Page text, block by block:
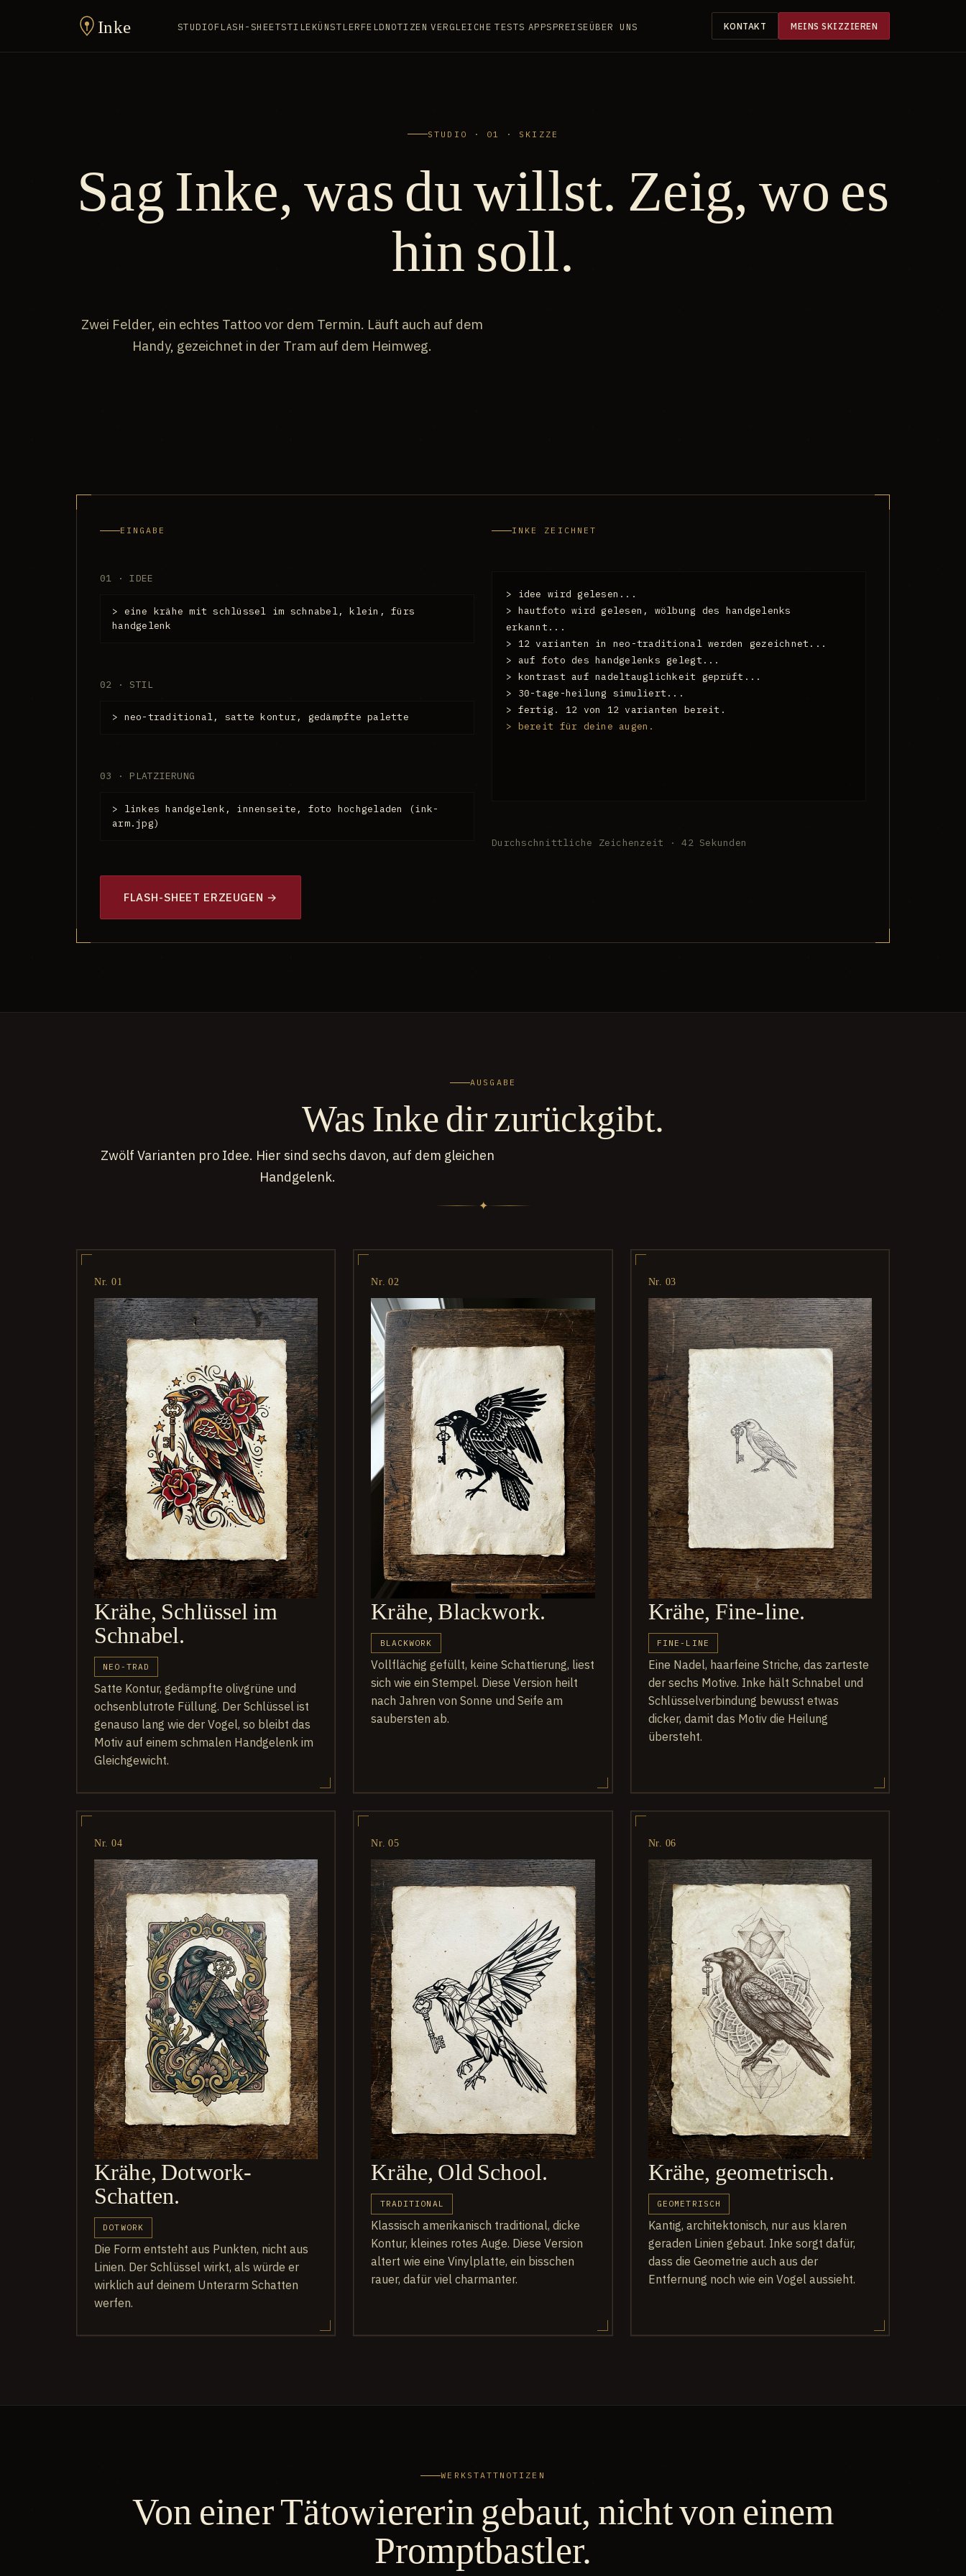
Inke STUDIOFLASH-SHEETSTILEKÜNSTLERFELDNOTIZEN VERGLEICHE TESTS APPSPREISEÜBER UNS KONTAKT MEINS SKIZZIEREN
STUDIO · 01 · SKIZZE
Sag Inke, was du willst. Zeig, wo es
hin soll.
Zwei Felder, ein echtes Tattoo vor dem Termin. Läuft auch auf dem
Handy, gezeichnet in der Tram auf dem Heimweg.
EINGABE
01 · IDEE
> eine krähe mit schlüssel im schnabel, klein, fürs
handgelenk
02 · STIL
> neo-traditional, satte kontur, gedämpfte palette
03 · PLATZIERUNG
> linkes handgelenk, innenseite, foto hochgeladen (ink-
arm.jpg)
FLASH-SHEET ERZEUGEN →
INKE ZEICHNET
> idee wird gelesen...
> hautfoto wird gelesen, wölbung des handgelenks
erkannt...
> 12 varianten in neo-traditional werden gezeichnet...
> auf foto des handgelenks gelegt...
> kontrast auf nadeltauglichkeit geprüft...
> 30-tage-heilung simuliert...
> fertig. 12 von 12 varianten bereit.
> bereit für deine augen.
Durchschnittliche Zeichenzeit · 42 Sekunden
AUSGABE
Was Inke dir zurückgibt.
Zwölf Varianten pro Idee. Hier sind sechs davon, auf dem gleichen
Handgelenk.
✦
Nr. 01
Krähe, Schlüssel im
Schnabel.
NEO-TRAD
Satte Kontur, gedämpfte olivgrüne und
ochsenblutrote Füllung. Der Schlüssel ist
genauso lang wie der Vogel, so bleibt das
Motiv auf einem schmalen Handgelenk im
Gleichgewicht.
Nr. 02
Krähe, Blackwork.
BLACKWORK
Vollflächig gefüllt, keine Schattierung, liest
sich wie ein Stempel. Diese Version heilt
nach Jahren von Sonne und Seife am
saubersten ab.
Nr. 03
Krähe, Fine-line.
FINE-LINE
Eine Nadel, haarfeine Striche, das zarteste
der sechs Motive. Inke hält Schnabel und
Schlüsselverbindung bewusst etwas
dicker, damit das Motiv die Heilung
übersteht.
Nr. 04
Krähe, Dotwork-
Schatten.
DOTWORK
Die Form entsteht aus Punkten, nicht aus
Linien. Der Schlüssel wirkt, als würde er
wirklich auf deinem Unterarm Schatten
werfen.
Nr. 05
Krähe, Old School.
TRADITIONAL
Klassisch amerikanisch traditional, dicke
Kontur, kleines rotes Auge. Diese Version
altert wie eine Vinylplatte, ein bisschen
rauer, dafür viel charmanter.
Nr. 06
Krähe, geometrisch.
GEOMETRISCH
Kantig, architektonisch, nur aus klaren
geraden Linien gebaut. Inke sorgt dafür,
dass die Geometrie auch aus der
Entfernung noch wie ein Vogel aussieht.
WERKSTATTNOTIZEN
Von einer Tätowiererin gebaut, nicht von einem
Promptbastler.